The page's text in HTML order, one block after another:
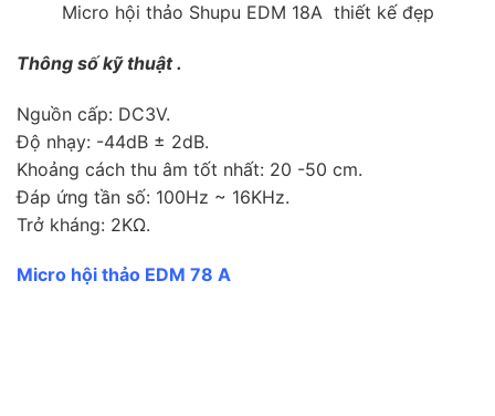
Micro hội thảo Shupu EDM 18A thiết kế đẹp
Thông số kỹ thuật .
Nguồn cấp: DC3V.
Độ nhạy: -44dB ± 2dB.
Khoảng cách thu âm tốt nhất: 20 -50 cm.
Đáp ứng tần số: 100Hz ~ 16KHz.
Trở kháng: 2KΩ.
Micro hội thảo EDM 78 A